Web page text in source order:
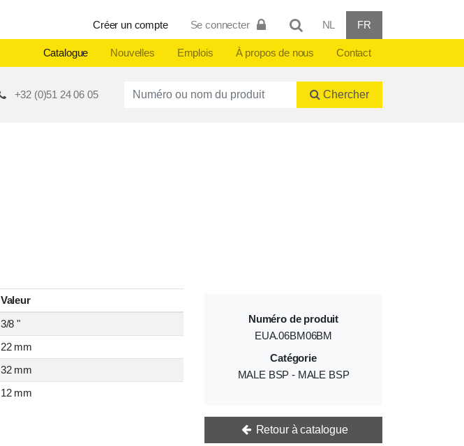
Créer un compte Se connecter NL FR
Catalogue Nouvelles Emplois À propos de nous Contact
+32 (0)51 24 06 05 Productnummer of naam Chercher
Valeur
3/8 "
22 mm
32 mm
12 mm
Numéro de produit
EUA.06BM06BM
Catégorie
MALE BSP - MALE BSP
Retour à catalogue